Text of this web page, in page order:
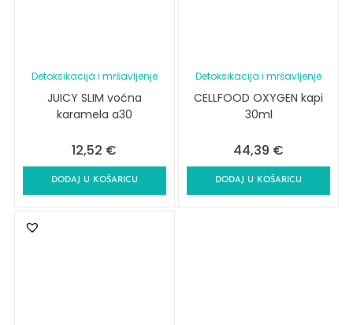
Detoksikacija i mršavljenje
JUICY SLIM voćna
karamela a30
12,52 €
DODAJ U KOŠARICU
Detoksikacija i mršavljenje
CELLFOOD OXYGEN kapi
30ml
44,39 €
DODAJ U KOŠARICU